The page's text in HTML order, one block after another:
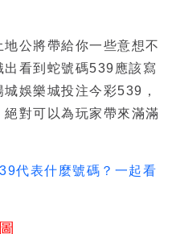
公將帶給你一些意想不
看到蛇號碼539 應該寫
娛樂城投注今彩539，
對可以為玩家帶來滿滿
代表什麼號碼？一起看